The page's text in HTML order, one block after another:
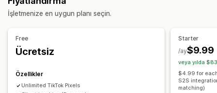
Performans analizleri
Tıklama oranı
Edinme başına maliyet
Kontrol panelleri
UTM öz nitelikleri
Yerelleştirilmiş akışlar
Varyasyon senkronizasyonu
Ürün senkronizasyonu
Zamanlanmış senkronizasyon
Envanter desteği
Akış optimizasyonu Performans izleme
İşletmenize en uygun planı seçin.
Free
Ücretsiz
Özellikler
Unlimited TikTok Pixels
Starter
$9.99
/ay
veya yılda
$4.99 for
S2S
matching)